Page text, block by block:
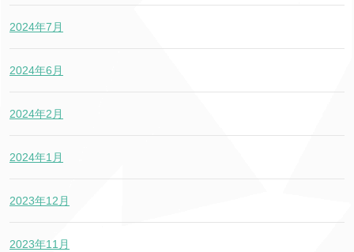
2024年7月
2024年6月
2024年2月
2024年1月
2023年12月
2023年11月